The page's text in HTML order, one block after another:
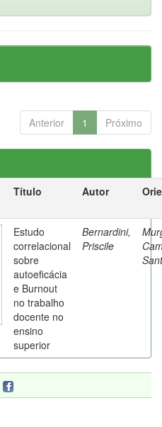
Anterior 1 Próximo
Título Autor
Estudo
correlacional
sobre
autoeficácia
e Burnout
no trabalho
docente no
ensino
superior
Bernardini,
Priscile